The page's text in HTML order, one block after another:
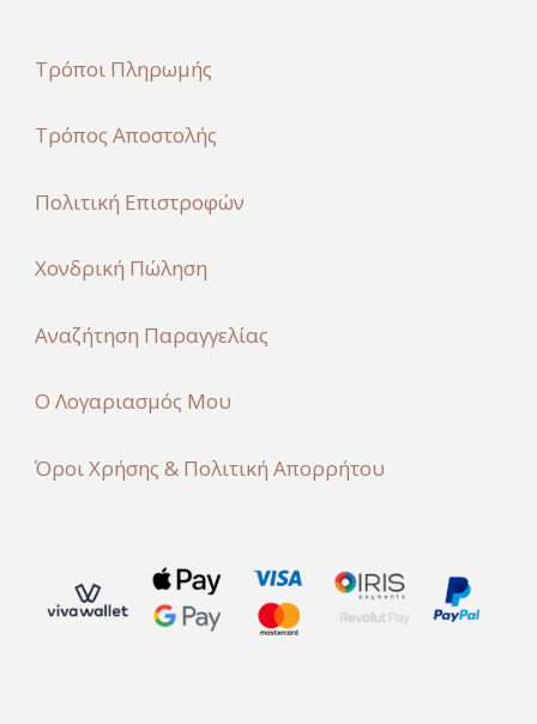
Τρόποι Πληρωμής
Τρόπος Αποστολής
Πολιτική Επιστροφών
Χονδρική Πώληση
Αναζήτηση Παραγγελίας
Ο Λογαριασμός Μου
Όροι Χρήσης & Πολιτική Απορρήτου